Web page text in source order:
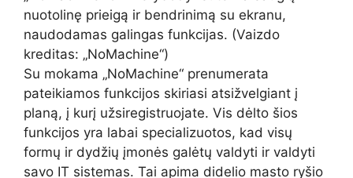
nuotolinę prieigą ir bendrinimą su ekranu,
naudodamas galingas funkcijas. (Vaizdo
kreditas: „NoMachine“)
Su mokama „NoMachine“ prenumerata
pateikiamos funkcijos skiriasi atsižvelgiant į
planą, į kurį užsiregistruojate. Vis dėlto šios
funkcijos yra labai specializuotos, kad visų
formų ir dydžių įmonės galėtų valdyti ir valdyti
savo IT sistemas. Tai apima didelio masto ryšio